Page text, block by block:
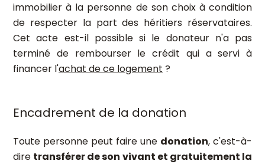
immobilier à la personne de son choix à condition
de respecter la part des héritiers réservataires.
Cet acte est-il possible si le donateur n'a pas
terminé de rembourser le crédit qui a servi à
financer l'achat de ce logement ?
Encadrement de la donation
Toute personne peut faire une donation, c'est-à-
dire transférer de son vivant et gratuitement la